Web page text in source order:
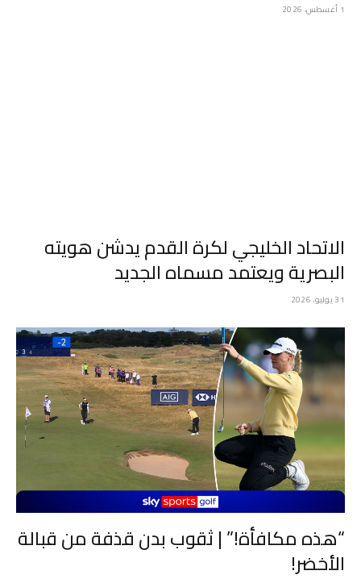
1 أغسطس، 2026
الاتحاد الخليجي لكرة القدم يدشن هويته
البصرية ويعتمد مسماه الجديد
31 يوليو، 2026
“هذه مكافأة!” | ثقوب بدن قذفة من قبالة
الأخضر!